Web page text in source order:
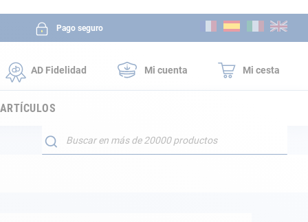
Pago seguro
AD Fidelidad
Mi cuenta Mi cesta
Buscar